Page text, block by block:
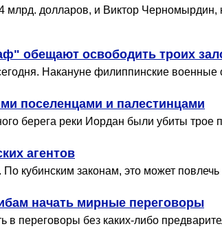
долларов, и Виктор Черномырдин,
обещают освободить троих
Накануне филиппинские военные
поселенцами и палестинцами
берега реки Иордан были убиты трое
агентов
кубинским законам, это может
начать мирные переговоры
в переговоры без каких-либо